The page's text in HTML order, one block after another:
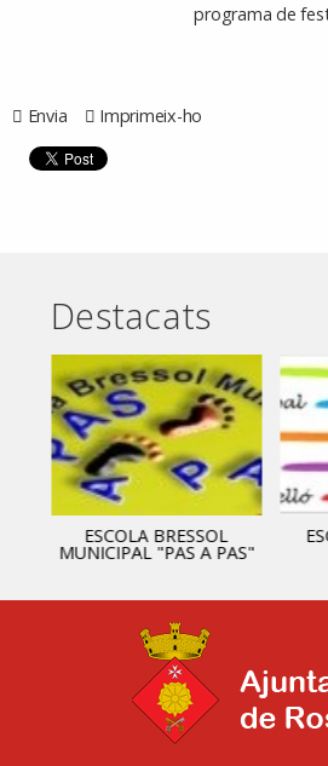
programa de
Envia Imprimeix-ho
Destacats
ESCOLA BRESSOL
MUNICIPAL "PAS A PAS"